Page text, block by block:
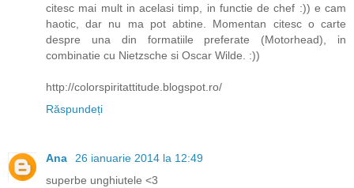
citesc mai mult in acelasi timp, in functie de chef :)) e cam
haotic, dar nu ma pot abtine. Momentan citesc o carte
despre una din formatiile preferate (Motorhead), in
combinatie cu Nietzsche si Oscar Wilde. :))
http://colorspiritattitude.blogspot.ro/
Răspundeți
Ana
26 ianuarie 2014 la 12:49
superbe unghiutele <3